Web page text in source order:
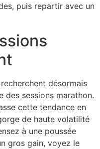
puis repartir avec un
désormais
des sessions marathon.
cette tendance en
de haute volatilité
à une poussée
gros gain, voyez le